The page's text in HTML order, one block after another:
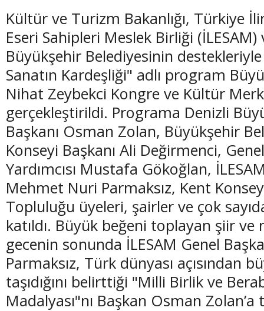
Kültür ve Turizm Bakanlığı, Türkiye
Eseri Sahipleri Meslek Birliği (İLESAM)
Büyükşehir Belediyesinin
Sanatın Kardeşliği" adlı program
Nihat Zeybekci Kongre ve Kültür
gerçekleştirildi. Programa Denizli
Başkanı Osman Zolan, Büyükşehir
Konseyi Başkanı Ali Değirmenci,
Yardımcısı Mustafa Gökoğlan,
Mehmet Nuri Parmaksız, Kent
Topluluğu üyeleri, şairler ve çok
katıldı. Büyük beğeni toplayan şiir ve
gecenin sonunda İLESAM Genel
Parmaksız, Türk dünyası açısından
taşıdığını belirttiği "Milli Birlik ve
Madalyası"nı Başkan Osman
(20 Şubat - 20 Mart)
Balık Burcunun 07.08.2026 Günlük Yorumu
(21 Mart - 20
Koç